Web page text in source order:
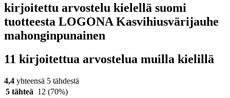
kirjoitettu arvostelu kielellä suomi
tuotteesta LOGONA Kasvihiusvärijauhe
mahonginpunainen
11 kirjoitettua arvostelua muilla kielillä
4,4 yhteensä 5 tähdestä
5 tähteä 12 (70%)